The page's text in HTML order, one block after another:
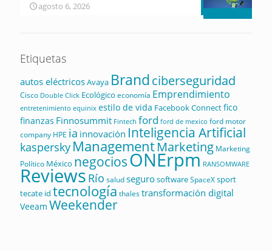
agosto 6, 2026
Etiquetas
autos eléctricosAvaya Brandciberseguridad
Cisco Double Click Ecológico economía Emprendimiento
entretenimiento equinix estilo de vida Facebook Connectfico
finanzas Finnosummit Fintech ford ford de mexico ford motor
company HPE ia innovación Inteligencia Artificial
kaspersky ManagementMarketing Marketing
Político México negociosONErpm RANSOMWARE
Reviews Río saludsegurosoftwareSpaceXsport
tecate id tecnología thalestransformación digital
Veeam Weekender